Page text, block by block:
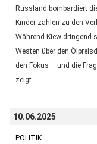
Russland bombardiert
Kinder zählen zu den
Während Kiew dringend
Westen über den
den Fokus – und die
zeigt.
10.06.2025
POLITIK